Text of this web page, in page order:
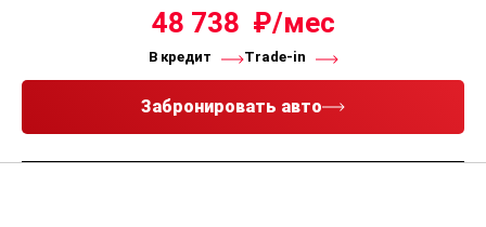
48 738
В кредит Trade-in
Забронировать авто